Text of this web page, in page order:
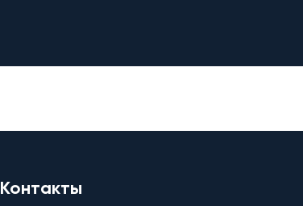
Контакты